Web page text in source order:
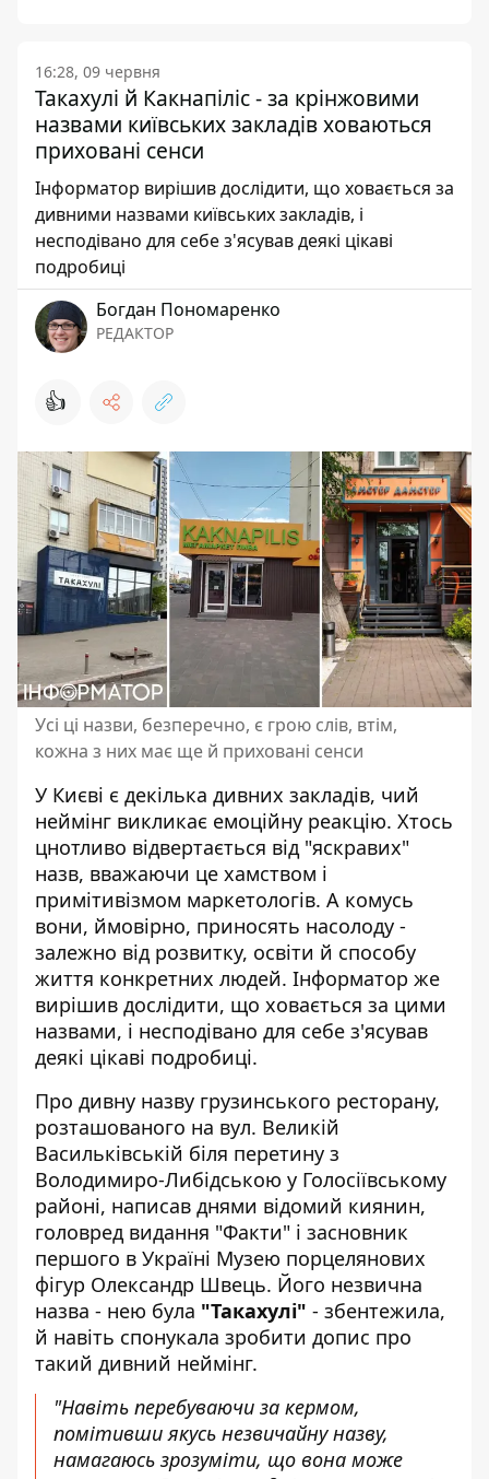
16:28, 09 червня
Такахулі й Какнапіліс - за крінжовими
назвами київських закладів ховаються
приховані сенси
Інформатор вирішив дослідити, що ховається за
дивними назвами київських закладів, і
несподівано для себе з'ясував деякі цікаві
подробиці
Богдан Пономаренко
РЕДАКТОР
👍
Усі ці назви, безперечно, є грою слів, втім,
кожна з них має ще й приховані сенси
У Києві є декілька дивних закладів, чий
неймінг викликає емоційну реакцію. Хтось
цнотливо відвертається від "яскравих"
назв, вважаючи це хамством і
примітивізмом маркетологів. А комусь
вони, ймовірно, приносять насолоду -
залежно від розвитку, освіти й способу
життя конкретних людей. Інформатор же
вирішив дослідити, що ховається за цими
назвами, і несподівано для себе з'ясував
деякі цікаві подробиці.
Про дивну назву грузинського ресторану,
розташованого на вул. Великій
Васильківській біля перетину з
Володимиро-Либідською у Голосіївському
районі, написав днями відомий киянин,
головред видання "Факти" і засновник
першого в Україні Музею порцелянових
фігур Олександр Швець. Його незвична
назва - нею була "Такахулі" - збентежила,
й навіть спонукала зробити допис про
такий дивний неймінг.
"Навіть перебуваючи за кермом,
помітивши якусь незвичайну назву,
намагаюсь зрозуміти, що вона може